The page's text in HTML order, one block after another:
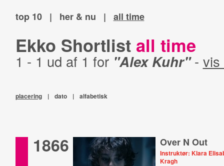
top 10 | her & nu | all time
Ekko Shortlist all time
1 - 1 ud af 1 for "Alex Kuhr"- vis
placering | dato | alfabetisk
1866 Over N Out
Instruktør: Klara
Kragh